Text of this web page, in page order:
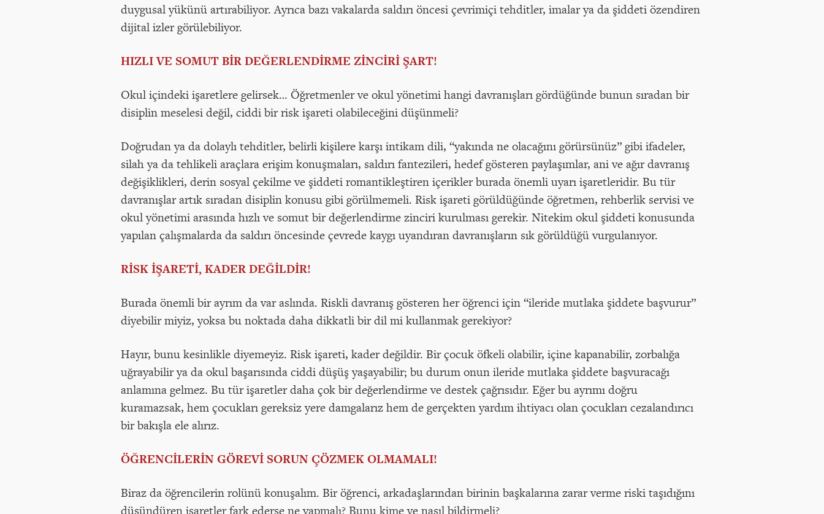
duygusal yükünü artırabiliyor. Ayrıca bazı vakalarda saldırı öncesi çevrimiçi tehditler, imalar ya da şiddeti özendiren
dijital izler görülebiliyor.
HIZLI VE SOMUT BİR DEĞERLENDİRME ZİNCİRİ ŞART!
Okul içindeki işaretlere gelirsek… Öğretmenler ve okul yönetimi hangi davranışları gördüğünde bunun sıradan bir
disiplin meselesi değil, ciddi bir risk işareti olabileceğini düşünmeli?
Doğrudan ya da dolaylı tehditler, belirli kişilere karşı intikam dili, “yakında ne olacağını görürsünüz” gibi ifadeler,
silah ya da tehlikeli araçlara erişim konuşmaları, saldırı fantezileri, hedef gösteren paylaşımlar, ani ve ağır davranış
değişiklikleri, derin sosyal çekilme ve şiddeti romantikleştiren içerikler burada önemli uyarı işaretleridir. Bu tür
davranışlar artık sıradan disiplin konusu gibi görülmemeli. Risk işareti görüldüğünde öğretmen, rehberlik servisi ve
okul yönetimi arasında hızlı ve somut bir değerlendirme zinciri kurulması gerekir. Nitekim okul şiddeti konusunda
yapılan çalışmalarda da saldırı öncesinde çevrede kaygı uyandıran davranışların sık görüldüğü vurgulanıyor.
RİSK İŞARETİ, KADER DEĞİLDİR!
Burada önemli bir ayrım da var aslında. Riskli davranış gösteren her öğrenci için “ileride mutlaka şiddete başvurur”
diyebilir miyiz, yoksa bu noktada daha dikkatli bir dil mi kullanmak gerekiyor?
Hayır, bunu kesinlikle diyemeyiz. Risk işareti, kader değildir. Bir çocuk öfkeli olabilir, içine kapanabilir, zorbalığa
uğrayabilir ya da okul başarısında ciddi düşüş yaşayabilir; bu durum onun ileride mutlaka şiddete başvuracağı
anlamına gelmez. Bu tür işaretler daha çok bir değerlendirme ve destek çağrısıdır. Eğer bu ayrımı doğru
kuramazsak, hem çocukları gereksiz yere damgalarız hem de gerçekten yardım ihtiyacı olan çocukları cezalandırıcı
bir bakışla ele alırız.
ÖĞRENCİLERİN GÖREVİ SORUN ÇÖZMEK OLMAMALI!
Biraz da öğrencilerin rolünü konuşalım. Bir öğrenci, arkadaşlarından birinin başkalarına zarar verme riski taşıdığını
düşündüren işaretler fark ederse ne yapmalı? Bunu kime ve nasıl bildirmeli?